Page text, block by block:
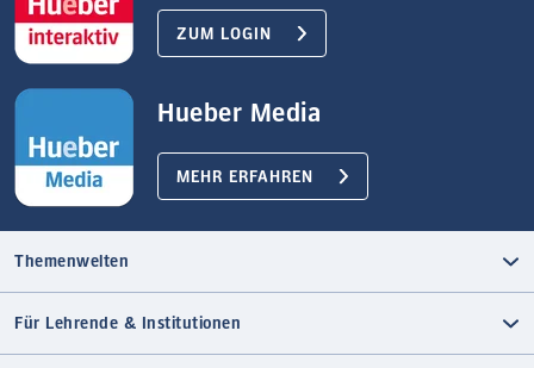
ZUM LOGIN
Hueber Media
MEHR ERFAHREN
Themenwelten
Für Lehrende & Institutionen